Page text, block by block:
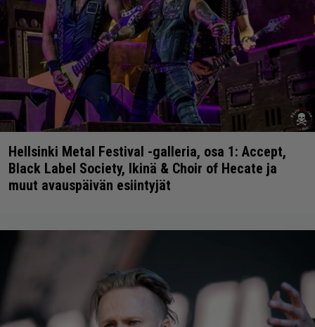
Hellsinki Metal Festival -galleria, osa 1: Accept,
Black Label Society, Ikinä & Choir of Hecate ja
muut avauspäivän esiintyjät